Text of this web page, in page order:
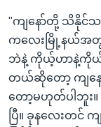
"ကျနော်တို့ သိနိုင်သ
ကလေးမြို့နယ်အတွင်း
ဘဲနဲ့ ကိုယ့်ဟာနဲ့ကိုယ်
တယ်ဆိုတော့ ကျနေ
တော့မဟုတ်ပါဘူး။
ပြီ။ ခုနလေးတင်